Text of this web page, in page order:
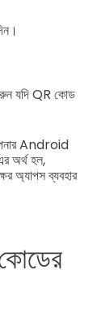
যদি QR কোড
Android
অর্থ হল,
অ্যাপস ব্যবহার